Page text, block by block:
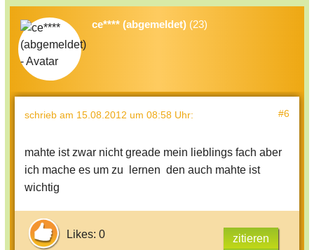
ce**** (abgemeldet) (23)
schrieb am 15.08.2012 um 08:58 Uhr: #6
mahte ist zwar nicht greade mein lieblings fach aber
ich mache es um zu lernen den auch mahte ist
wichtig
Likes: 0 zitieren